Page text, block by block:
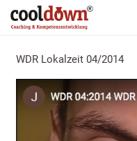
WDR Lokalzeit 04/2014